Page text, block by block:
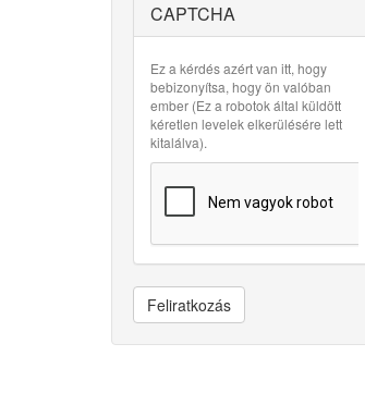
CAPTCHA
Ez a kérdés azért van itt, hogy
bebizonyítsa, hogy ön valóban
ember (Ez a robotok által küldött
kéretlen levelek elkerülésére lett
kitalálva).
Feliratkozás